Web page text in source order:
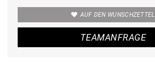
AUF DEN WUNSCHZETTEL
TEAMANFRAGE